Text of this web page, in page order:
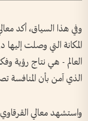
وفي هذا السياق، أكد
المكانة التي وصلت
العالم - هي نتاج رؤية
الذي آمن بأن المنافسة
واستشهد معالي